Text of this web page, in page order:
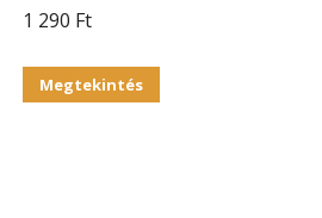
1 290 Ft
Megtekintés